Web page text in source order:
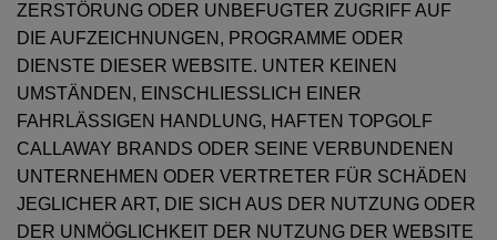
ZERSTÖRUNG ODER UNBEFUGTER ZUGRIFF AUF
DIE AUFZEICHNUNGEN, PROGRAMME ODER
DIENSTE DIESER WEBSITE. UNTER KEINEN
UMSTÄNDEN, EINSCHLIESSLICH EINER
FAHRLÄSSIGEN HANDLUNG, HAFTEN TOPGOLF
CALLAWAY BRANDS ODER SEINE VERBUNDENEN
UNTERNEHMEN ODER VERTRETER FÜR SCHÄDEN
JEGLICHER ART, DIE SICH AUS DER NUTZUNG ODER
DER UNMÖGLICHKEIT DER NUTZUNG DER WEBSITE